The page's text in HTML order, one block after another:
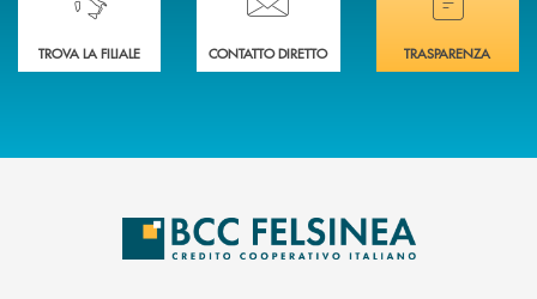
TROVA LA FILIALE CONTATTO DIRETTO TRASPARENZA